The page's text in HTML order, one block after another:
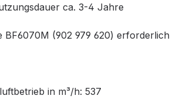
ca. 3-4 Jahre
(902 979 620) erforderlich
in m³/h: 537